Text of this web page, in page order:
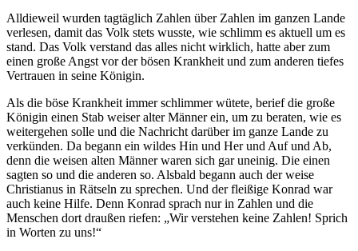
Alldieweil wurden tagtäglich Zahlen über Zahlen im ganzen Lande
verlesen, damit das Volk stets wusste, wie schlimm es aktuell um es
stand. Das Volk verstand das alles nicht wirklich, hatte aber zum
einen große Angst vor der bösen Krankheit und zum anderen tiefes
Vertrauen in seine Königin.
Als die böse Krankheit immer schlimmer wütete, berief die große
Königin einen Stab weiser alter Männer ein, um zu beraten, wie es
weitergehen solle und die Nachricht darüber im ganze Lande zu
verkünden. Da begann ein wildes Hin und Her und Auf und Ab,
denn die weisen alten Männer waren sich gar uneinig. Die einen
sagten so und die anderen so. Alsbald begann auch der weise
Christianus in Rätseln zu sprechen. Und der fleißige Konrad war
auch keine Hilfe. Denn Konrad sprach nur in Zahlen und die
Menschen dort draußen riefen: „Wir verstehen keine Zahlen! Sprich
in Worten zu uns!“